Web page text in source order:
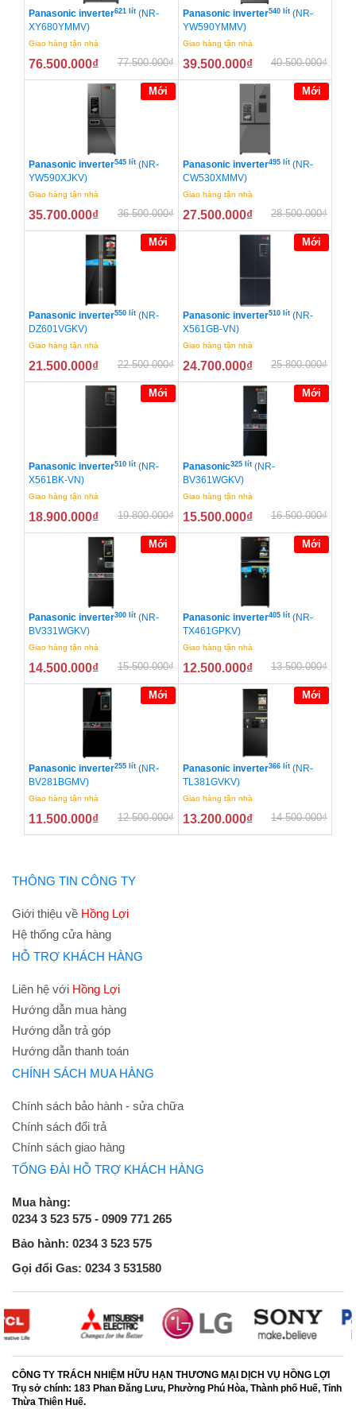
Panasonic inverter621 lít (NR-
XY680YMMV)
Giao hàng tận nhà
76.500.000₫ 77.500.000₫
Panasonic inverter540 lít (NR-
YW590YMMV)
Giao hàng tận nhà
39.500.000₫ 40.500.000₫
Mới
Panasonic inverter545 lít (NR-
YW590XJKV)
Giao hàng tận nhà
35.700.000₫ 36.500.000₫
Mới
Panasonic inverter495 lít (NR-
CW530XMMV)
Giao hàng tận nhà
27.500.000₫ 28.500.000₫
Mới
Panasonic inverter550 lít (NR-
DZ601VGKV)
Giao hàng tận nhà
21.500.000₫ 22.500.000₫
Mới
Panasonic inverter510 lít (NR-
X561GB-VN)
Giao hàng tận nhà
24.700.000₫ 25.800.000₫
Mới
Panasonic inverter510 lít (NR-
X561BK-VN)
Giao hàng tận nhà
18.900.000₫ 19.800.000₫
Mới
Panasonic325 lít (NR-
BV361WGKV)
Giao hàng tận nhà
15.500.000₫ 16.500.000₫
Mới
Panasonic inverter300 lít (NR-
BV331WGKV)
Giao hàng tận nhà
14.500.000₫ 15.500.000₫
Mới
Panasonic inverter405 lít (NR-
TX461GPKV)
Giao hàng tận nhà
12.500.000₫ 13.500.000₫
Mới
Panasonic inverter255 lít (NR-
BV281BGMV)
Giao hàng tận nhà
11.500.000₫ 12.500.000₫
Mới
Panasonic inverter366 lít (NR-
TL381GVKV)
Giao hàng tận nhà
13.200.000₫ 14.500.000₫
THÔNG TIN CÔNG TY
Giới thiệu về Hồng Lợi
Hệ thống cửa hàng
HỖ TRỢ KHÁCH HÀNG
Liên hệ với Hồng Lợi
Hướng dẫn mua hàng
Hướng dẫn trả góp
Hướng dẫn thanh toán
CHÍNH SÁCH MUA HÀNG
Chính sách bảo hành - sửa chữa
Chính sách đổi trả
Chính sách giao hàng
TỔNG ĐÀI HỖ TRỢ KHÁCH HÀNG
Mua hàng:
0234 3 523 575 - 0909 771 265
Bảo hành: 0234 3 523 575
Gọi đổi Gas: 0234 3 531580
CÔNG TY TRÁCH NHIỆM HỮU HẠN THƯƠNG MẠI DỊCH VỤ HỒNG LỢI
Trụ sở chính: 183 Phan Đăng Lưu, Phường Phú Hòa, Thành phố Huế, Tỉnh
Thừa Thiên Huế.